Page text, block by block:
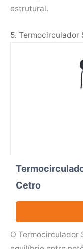
estrutural.
5. Termocirculador
Cetro
O Termocirculador